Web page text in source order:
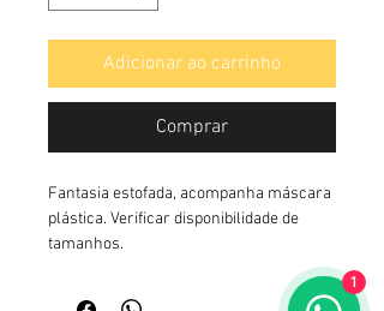
Adicionar ao carrinho
Comprar
Fantasia estofada, acompanha máscara
plástica. Verificar disponibilidade de
tamanhos.
1